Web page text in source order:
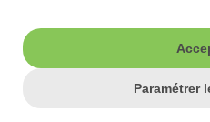
Glossaire -Banque au
quotidien
Paramétrer